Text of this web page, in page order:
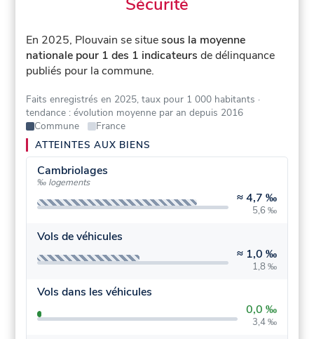
Sécurité
En 2025, Plouvain se situesous la moyenne
nationale pour 1 des 1 indicateurs de délinquance
publiés pour la commune.
Faits enregistrés en 2025, taux pour 1 000 habitants ·
tendance : évolution moyenne par an depuis 2016
Commune
France
ATTEINTES AUX BIENS
Cambriolages
‰ logements
≈4,7 ‰
5,6 ‰
Vols de véhicules
≈ 1,0 ‰
1,8 ‰
Vols dans les véhicules
0,0 ‰
3,4 ‰